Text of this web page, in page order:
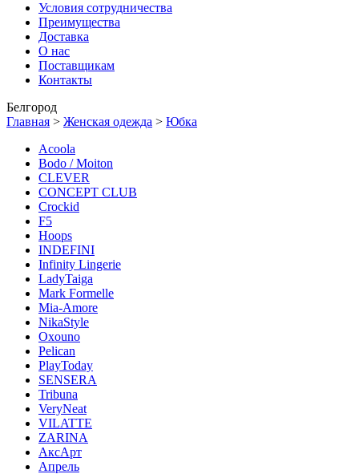
Условия сотрудничества
Преимущества
Доставка
О нас
Поставщикам
Контакты
Белгород
Главная > Женская одежда > Юбка
Acoola
Bodo / Moiton
CLEVER
CONCEPT CLUB
Crockid
F5
Hoops
INDEFINI
Infinity Lingerie
LadyTaiga
Mark Formelle
Mia-Amore
NikaStyle
Oxouno
Pelican
PlayToday
SENSERA
Tribuna
VeryNeat
VILATTE
ZARINA
АксАрт
Апрель